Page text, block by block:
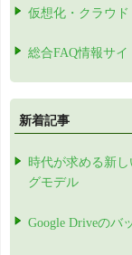
仮想化・クラウド
総合FAQ情報サイ
新着記事
時代が求める新
グモデル
Google Driveのバ